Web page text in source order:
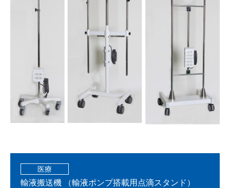
医療
輸液搬送機 （輸液ポンプ搭載用点滴スタンド）